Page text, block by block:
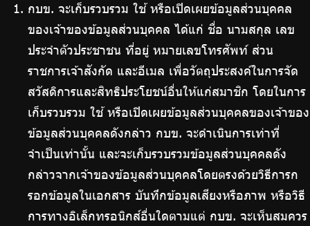
กบข. จะเก็บรวบรวม ใช้ หรือเปิดเผยข้อมูลส่วนบุคคล
ของเจ้าของข้อมูลส่วนบุคคล ได้แก่ ชื่อ นามสกุล เลข
ประจำตัวประชาชน ที่อยู่ หมายเลขโทรศัพท์ ส่วน
ราชการเจ้าสังกัด และอีเมล เพื่อวัตถุประสงค์ในการจัด
สวัสดิการและสิทธิประโยชน์อื่นให้แก่สมาชิก โดยในการ
เก็บรวบรวม ใช้ หรือเปิดเผยข้อมูลส่วนบุคคลของเจ้าของ
ข้อมูลส่วนบุคคลดังกล่าว กบข. จะดำเนินการเท่าที่
จำเป็นเท่านั้น และจะเก็บรวบรวมข้อมูลส่วนบุคคลดัง
กล่าวจากเจ้าของข้อมูลส่วนบุคคลโดยตรงด้วยวิธีการก
รอกข้อมูลในเอกสาร บันทึกข้อมูลเสียงหรือภาพ หรือวิธี
การทางอิเล็กทรอนิกส์อื่นใดตามแต่ กบข. จะเห็นสมควร